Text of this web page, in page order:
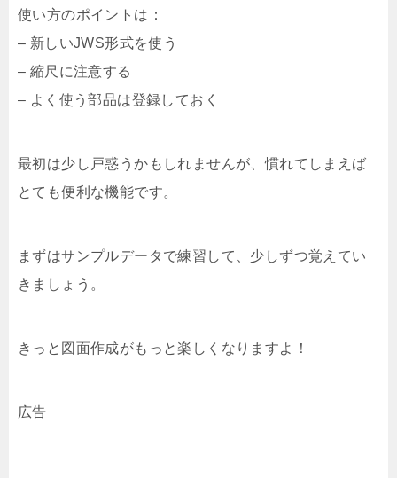
使い方のポイントは：
– 新しいJWS形式を使う
– 縮尺に注意する
– よく使う部品は登録しておく
最初は少し戸惑うかもしれませんが、慣れてしまえば
とても便利な機能です。
まずはサンプルデータで練習して、少しずつ覚えてい
きましょう。
きっと図面作成がもっと楽しくなりますよ！
広告